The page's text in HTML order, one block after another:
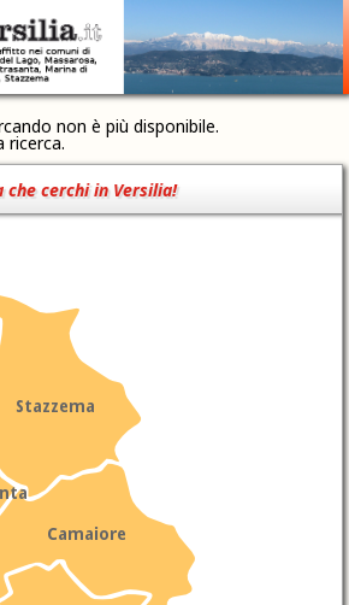
non è più disponibile.
ricerca.
che cerchi in Versilia!